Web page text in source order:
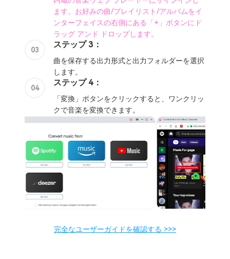
ます。お好みの曲/プレイリスト/アルバムをイ
ンターフェイスの右側にある「+」ボタンにド
ラッグ アンド ドロップします。
ステップ 3：
します。
ステップ 4：
クで音楽を変換できます。